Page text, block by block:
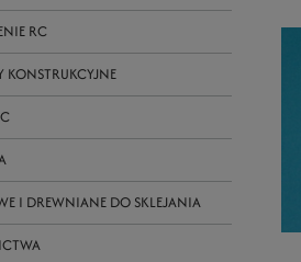
RC
KONSTRUKCYJNE
I DREWNIANE DO SKLEJANIA